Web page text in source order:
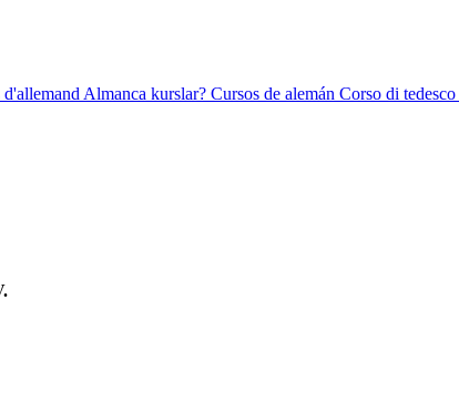
Almanca kurslar? Cursos de alemán Corso di tedesco